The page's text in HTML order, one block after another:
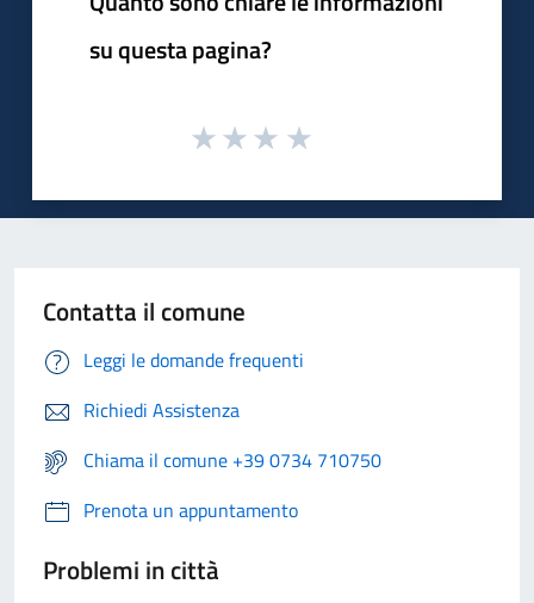
su questa pagina?
Contatta il comune
Leggi le domande frequenti
Richiedi Assistenza
Chiama il comune +39 0734 710750
Prenota un appuntamento
Problemi in città